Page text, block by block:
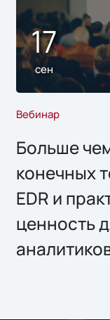
17
сен
Вебинар
Больше
конечных
EDR и
ценность